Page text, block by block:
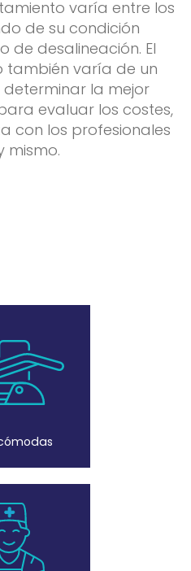
varía entre los
de su condición
de desalineación. El
varía de un
la mejor
evaluar los costes,
con los profesionales
mismo.